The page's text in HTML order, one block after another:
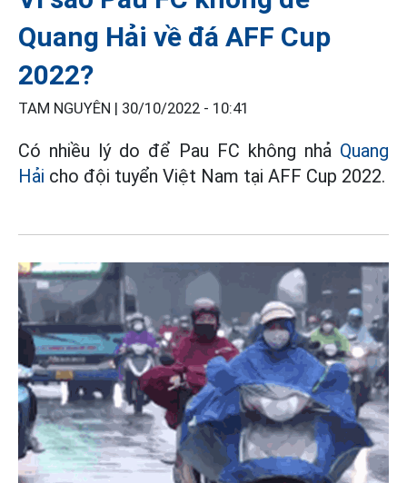
Quang Hải về đá AFF Cup
2022?
TAM NGUYÊN | 30/10/2022 - 10:41
Có nhiều lý do để Pau FC không nhả Quang
Hải cho đội tuyển Việt Nam tại AFF Cup 2022.